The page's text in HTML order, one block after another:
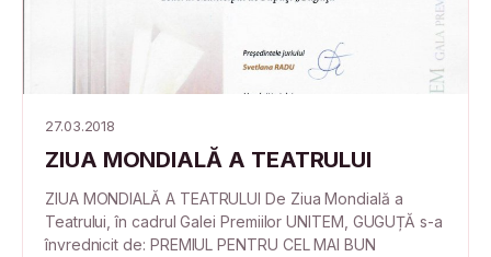
27.03.2018
ZIUA MONDIALĂ A TEATRULUI
ZIUA MONDIALĂ A TEATRULUI De Ziua Mondială a
Teatrului, în cadrul Galei Premiilor UNITEM, GUGUȚĂ s-a
învrednicit de: PREMIUL PENTRU CEL MAI BUN